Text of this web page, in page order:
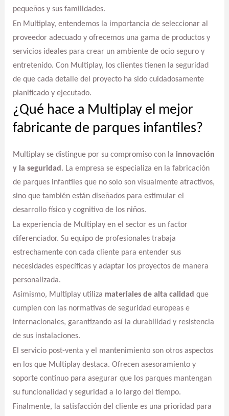
pequeños y sus familidades.
En Multiplay, entendemos la importancia de seleccionar al
proveedor adecuado y ofrecemos una gama de productos y
servicios ideales para crear un ambiente de ocio seguro y
entretenido. Con Multiplay, los clientes tienen la seguridad
de que cada detalle del proyecto ha sido cuidadosamente
planificado y ejecutado.
¿Qué hace a Multiplay el mejor
fabricante de parques infantiles?
Multiplay se distingue por su compromiso con la innovación
y la seguridad . La empresa se especializa en la fabricación
de parques infantiles que no solo son visualmente atractivos,
sino que también están diseñados para estimular el
desarrollo físico y cognitivo de los niños.
La experiencia de Multiplay en el sector es un factor
diferenciador. Su equipo de profesionales trabaja
estrechamente con cada cliente para entender sus
necesidades específicas y adaptar los proyectos de manera
personalizada.
Asimismo, Multiplay utiliza materiales de alta calidad que
cumplen con las normativas de seguridad europeas e
internacionales, garantizando así la durabilidad y resistencia
de sus instalaciones.
El servicio post-venta y el mantenimiento son otros aspectos
en los que Multiplay destaca. Ofrecen asesoramiento y
soporte continuo para asegurar que los parques mantengan
su funcionalidad y seguridad a lo largo del tiempo.
Finalmente, la satisfacción del cliente es una prioridad para